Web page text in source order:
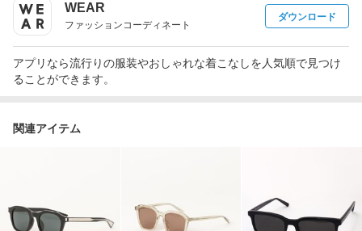
WEAR
ファッションコーディネート
ダウンロード
アプリなら流行りの服装やおしゃれな着こなしを人気順で見つけ
ることができます。
関連アイテム